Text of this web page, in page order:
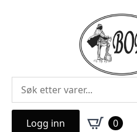
Logg inn 0